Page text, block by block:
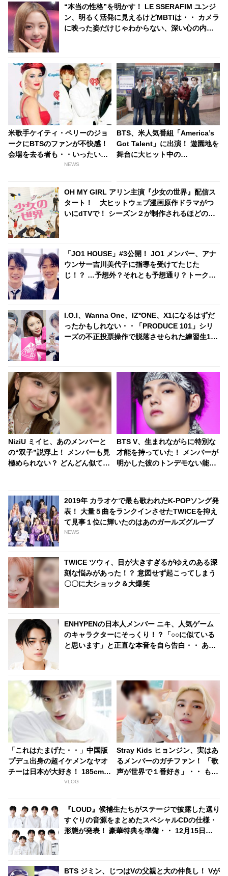
“本当の性格”を明かす！ LE SSERAFIM ユンジ
ン、明るく活発に見えるけどMBTIは・・ カメラ
に映った姿だけじゃわからない、深い心の内と
米歌手ケイティ・ペリーのジョ
ークにBTSのファンが不快感！
会場を去る者も・・いったい何
NEWS
BTS、米人気番組「America’s
Got Talent」に出演！ 遊園地を
舞台に大ヒット中の
OH MY GIRL アリン主演『少女の世界』配信ス
タート！ 大ヒットウェブ漫画原作ドラマがつ
いにdTVで！ シーズン２が制作されるほどの人
「JO1 HOUSE」#3公開！ JO1 メンバー、アナ
ウンサー吉川美代子に指導を受けてたじた
じ！？ …予想外？それとも予想通り？トーク力
I.O.I、Wanna One、IZ*ONE、X1になるはずだ
ったかもしれない・・「PRODUCE 101」シリ
ーズの不正投票操作で脱落させられた練習生12
NiziU ミイヒ、あのメンバーと
の“双子”説浮上！ メンバーも見
極められない？ どんどん似てい
BTS V、生まれながらに特別な
才能を持っていた！ メンバーが
明かした彼のトンデモない能
2019年 カラオケで最も歌われたK-POPソング発
表！ 大量５曲をランクインさせたTWICEを抑え
て見事１位に輝いたのはあのガールズグループ
NEWS
TWICE ツウィ、目が大きすぎるがゆえのある深
刻な悩みがあった！？ 意図せず起こってしまう
〇〇に大ショック＆大爆笑
ENHYPENの日本人メンバー ニキ、人気ゲーム
のキャラクターにそっくり！？「○○に似ている
と思います」と正直な本音を自ら告白・・ あま
「これはたまげた・・」中国版
プデュ出身の超イケメンなヤオ
チーは日本が大好き！ 185cmの
高身長と端正なルックスで大注
VLOG
Stray Kids ヒョンジン、実はあ
るメンバーのガチファン！ 「歌
声が世界で１番好き」・・ もは
明らかに
『LOUD』候補生たちがステージで披露した選り
すぐりの音源をまとめたスペシャルCDの仕様・
形態が発表！ 豪華特典を準備・・ 12月15日
BTS ジミン、じつはVの父親と大の仲良し！ Vが